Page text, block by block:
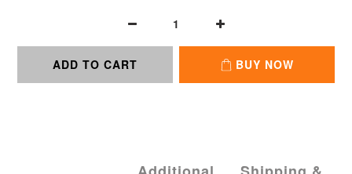
ADD TO CART BUY NOW